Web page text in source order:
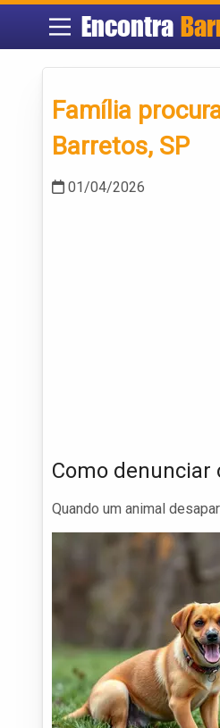
Encontra
Família
Barretos, SP
01/04/2026
Como
Quando um animal